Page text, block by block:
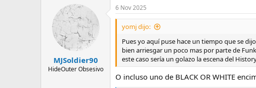
l
d
e
c
i
MJSoldier90
HideOuter Obsesivo
6 Nov 2025
yomj dijo:
Pues yo aquí puse hace un tiempo que se
bien arriesgar un poco mas por parte de
este caso sería un golazo la escena del
O incluso uno de BLACK OR WHITE